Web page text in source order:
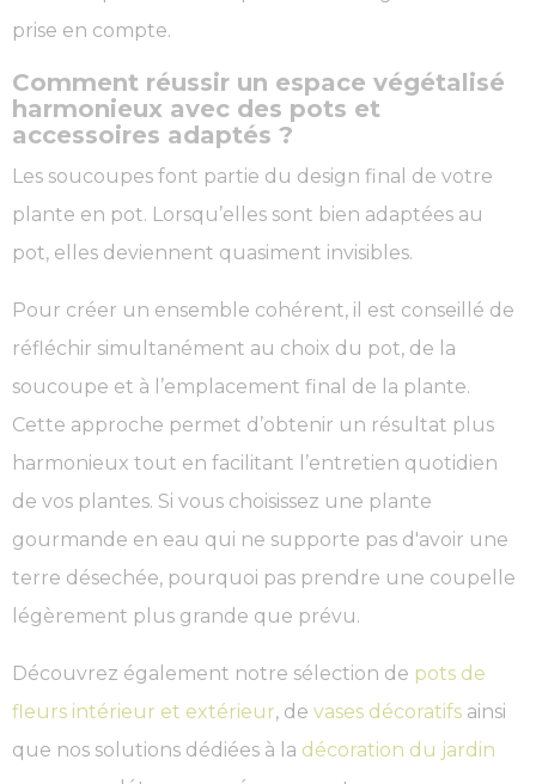
prise en compte.
Comment réussir un espace végétalisé
harmonieux avec des pots et
accessoires adaptés ?
Les soucoupes font partie du design final de votre
plante en pot. Lorsqu’elles sont bien adaptées au
pot, elles deviennent quasiment invisibles.
Pour créer un ensemble cohérent, il est conseillé de
réfléchir simultanément au choix du pot, de la
soucoupe et à l’emplacement final de la plante.
Cette approche permet d’obtenir un résultat plus
harmonieux tout en facilitant l’entretien quotidien
de vos plantes. Si vous choisissez une plante
gourmande en eau qui ne supporte pas d'avoir une
terre désechée, pourquoi pas prendre une coupelle
légèrement plus grande que prévu.
Découvrez également notre sélection de pots de
fleurs intérieur et extérieur, de vases décoratifs ainsi
que nos solutions dédiées à la décoration du jardin